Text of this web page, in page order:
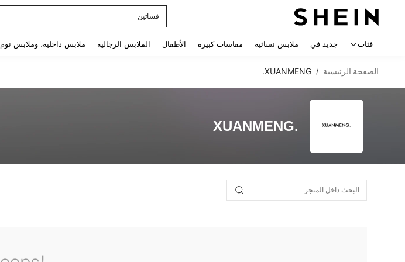
فساتين
فئات جديد في ملابس نسائية مقاسات كبيرة الأطفال الملابس الرجالية ملابس داخلية، وملابس نوم
الصفحة الرئيسية /
XUANMENG.
XUANMENG.